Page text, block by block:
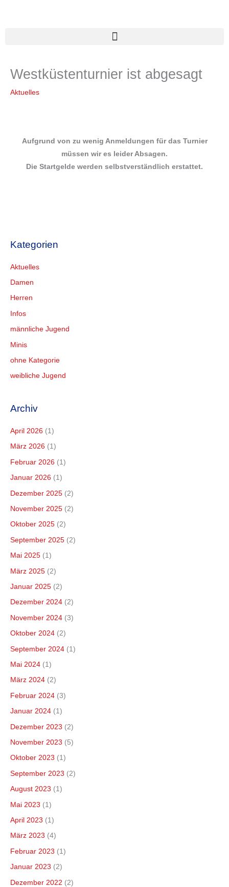
Kategorien
Aktuelles
Damen
Herren
Infos
männliche Jugend
Minis
ohne Kategorie
weibliche Jugend
Archiv
April 2026 (1)
März 2026 (1)
Februar 2026 (1)
Januar 2026 (1)
Dezember 2025 (2)
November 2025 (2)
Oktober 2025 (2)
September 2025 (2)
Mai 2025 (1)
März 2025 (2)
Januar 2025 (2)
Dezember 2024 (2)
November 2024 (3)
Oktober 2024 (2)
September 2024 (1)
Mai 2024 (1)
März 2024 (2)
Februar 2024 (3)
Januar 2024 (1)
Dezember 2023 (2)
November 2023 (5)
Oktober 2023 (1)
September 2023 (2)
August 2023 (1)
Mai 2023 (1)
April 2023 (1)
März 2023 (4)
Februar 2023 (1)
Januar 2023 (2)
Dezember 2022 (2)
Westküstenturnier ist abgesagt
Aktuelles
Aufgrund von zu wenig Anmeldungen für das Turnier
müssen wir es leider Absagen.
Die Startgelde werden selbstverständlich erstattet.